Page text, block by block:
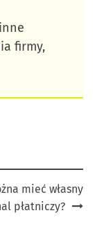
firmy,
mieć własny
płatniczy?